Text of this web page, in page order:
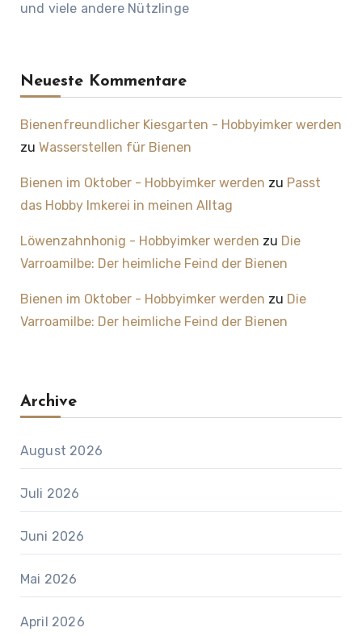
und viele andere Nützlinge
Neueste Kommentare
Bienenfreundlicher Kiesgarten - Hobbyimker werden
zu Wasserstellen für Bienen
Bienen im Oktober - Hobbyimker werden zu Passt
das Hobby Imkerei in meinen Alltag
Löwenzahnhonig - Hobbyimker werden zu Die
Varroamilbe: Der heimliche Feind der Bienen
Bienen im Oktober - Hobbyimker werden zu Die
Varroamilbe: Der heimliche Feind der Bienen
Archive
August 2026
Juli 2026
Juni 2026
Mai 2026
April 2026